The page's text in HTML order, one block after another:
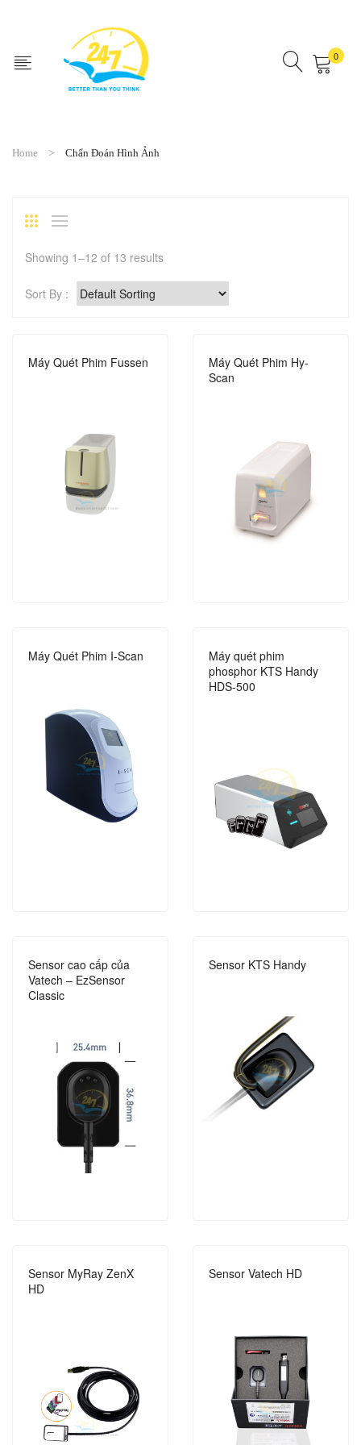
0
Home Chẩn Đoán Hình Ảnh
Showing 1–12 of 13 results
Sort By :
Máy Quét Phim Fussen
Máy Quét Phim Hy-
Scan
Máy Quét Phim I-Scan
Máy quét phim
phosphor KTS Handy
HDS-500
Sensor cao cấp của
Vatech – EzSensor
Classic
Sensor KTS Handy
Sensor MyRay ZenX
HD
Sensor Vatech HD